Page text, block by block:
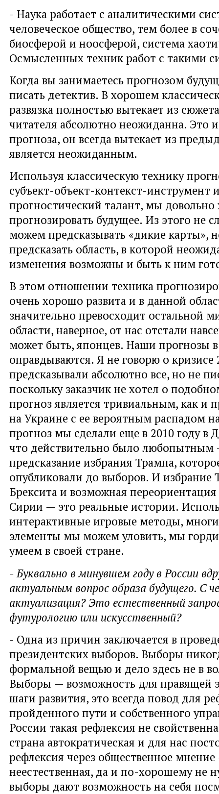
- Наука работает с аналитическими
человеческое общество, тем более в
биосферой и ноосферой, система
Осмысленных техник работ с такими
Когда вы занимаетесь прогнозом
писать детектив. В хорошем
развязка полностью вытекает из
читателя абсолютно неожиданна. Это и
прогноза, он всегда вытекает из
является неожиданным.
Используя классическую технику
субъект-объект-контекст-инструмент
прогностический талант, мы
прогнозировать будущее. Из этого не
можем предсказывать «дикие
предсказать область, в которой
изменения возможны и быть к ним
В этом отношении техника
очень хорошо развита и в данной
значительно превосходит остальной
области, наверное, от нас отстали
может быть, японцев. Наши прогнозы
оправдываются. Я не говорю о кризисе
предсказывали абсолютно все, но не
поскольку заказчик не хотел о
прогноз является тривиальным, как и
на Украине с ее вероятным распадом
прогноз мы сделали еще в 2010 году в
что действительно было любопытным
предсказание избрания Трампа,
опубликовали до выборов. И избрание
Брексита и возможная
Сирии — это реальные истории.
интерактивные игровые методы,
элементы мы можем уловить, мы
умеем в своей стране.
- Буквально в минувшем году в России
актуальным вопрос образа будущего. С
актуализация? Это естественный
футурологию или искусственный?
- Одна из причин заключается в
президентских выборов. Выборы
формальной вещью и дело здесь не в
Выборы — возможность для правящей
шаги развития, это всегда повод для
пройденного пути и собственного
России такая рефлексия не
страна автократическая и для нас
рефлексия через общественное
неестественная, да и по-хорошему не
выборы дают возможность на себя